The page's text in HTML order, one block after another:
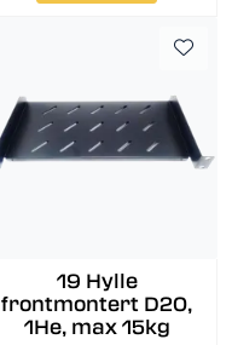
19 Hylle
frontmontert D20,
1He, max 15kg